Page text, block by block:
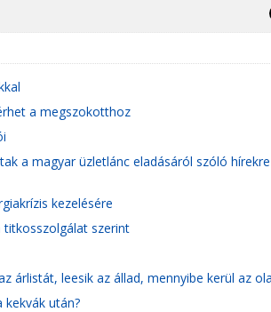
a megszokotthoz
a magyar üzletlánc eladásáról szóló
kezelésére
titkosszolgálat szerint
árlistát, leesik az állad, mennyibe kerül az
kekvák után?